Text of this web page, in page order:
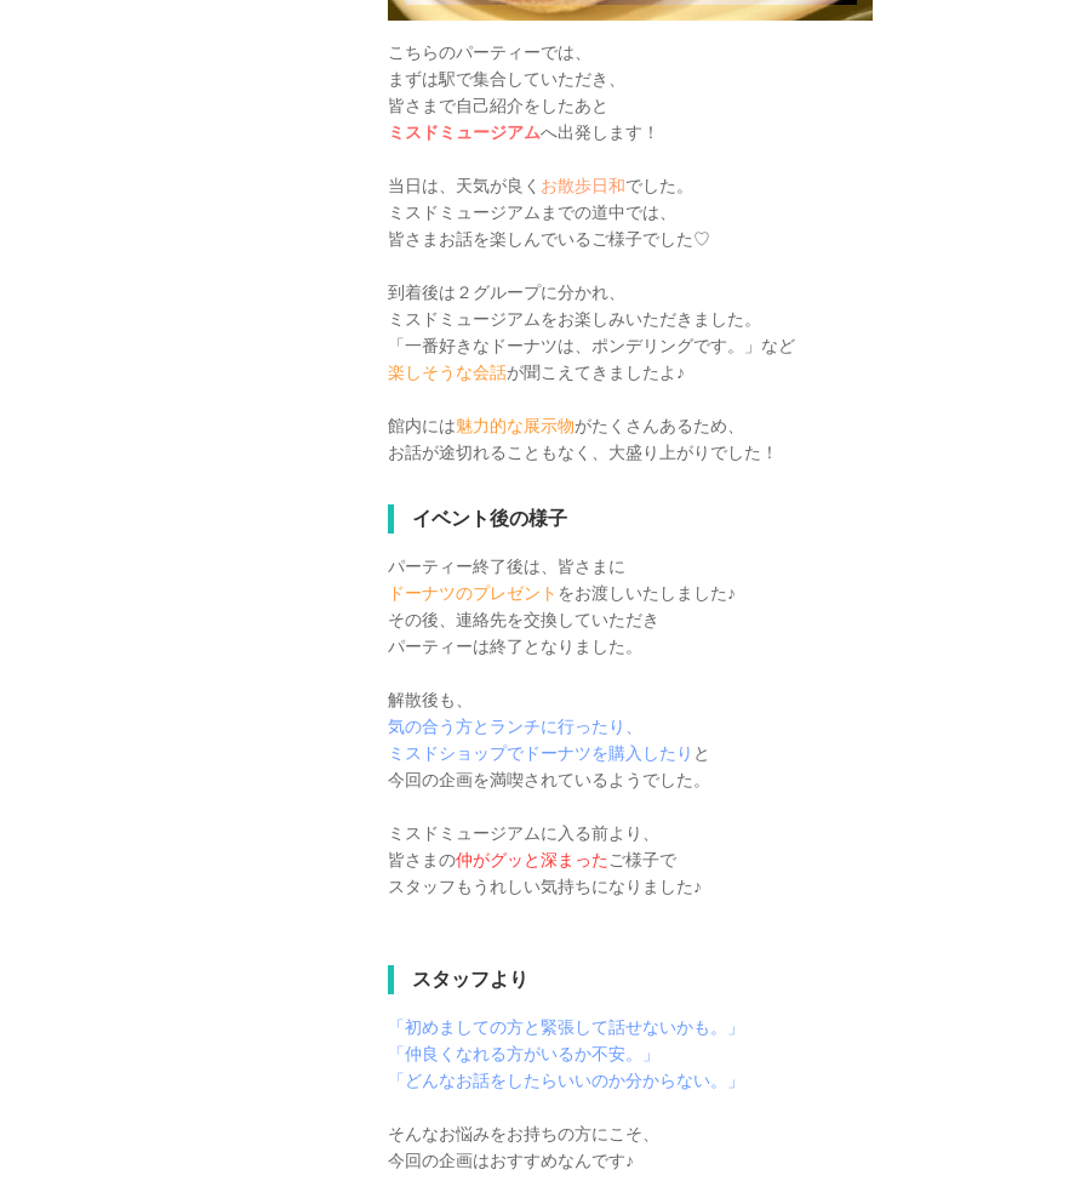
こちらのパーティーでは、
まずは駅で集合していただき、
皆さまで自己紹介をしたあと
ミスドミュージアムへ出発します！
当日は、天気が良く お散歩日和でした。
ミスドミュージアムまでの道中では、
皆さまお話を楽しんでいるご様子でした♡
到着後は２グループに分かれ、
ミスドミュージアムをお楽しみいただきました。
「一番好きなドーナツは、ポンデリングです。」など
楽しそうな会話が聞こえてきましたよ♪
館内には魅力的な展示物がたくさんあるため、
お話が途切れることもなく、大盛り上がりでした！
イベント後の様子
パーティー終了後は、皆さまに
ドーナツのプレゼント をお渡しいたしました♪
その後、連絡先を交換していただき
パーティーは終了となりました。
解散後も、
気の合う方とランチに行ったり、
ミスドショップでドーナツを購入したり と
今回の企画を満喫されているようでした。
ミスドミュージアムに入る前より、
皆さまの仲がグッと深まった ご様子で
スタッフもうれしい気持ちになりました♪
スタッフより
「初めましての方と緊張して話せないかも。」
「仲良くなれる方がいるか不安。」
「どんなお話をしたらいいのか分からない。」
そんなお悩みをお持ちの方にこそ、
今回の企画はおすすめなんです♪